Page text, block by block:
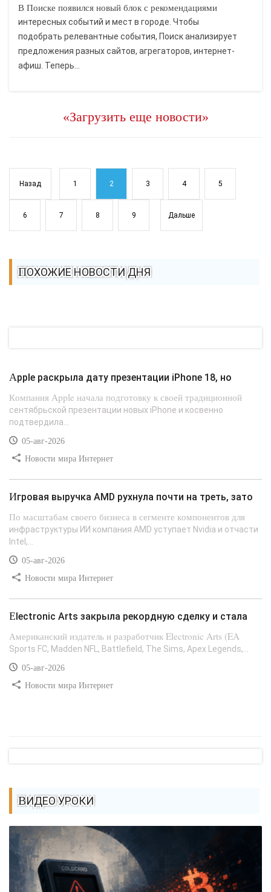
В Поиске появился новый блок с рекомендациями
интересных событий и мест в городе. Чтобы
подобрать релевантные события, Поиск анализирует
предложения разных сайтов, агрегаторов, интернет-
афиш. Теперь...
«Загрузить еще новости»
Назад 1 2 3 4 5
6 7 8 9 Дальше
ПОХОЖИЕ НОВОСТИ ДНЯ
Apple раскрыла дату презентации iPhone 18, но
Компания Apple начала подготовку к своей традиционной
сентябрьской презентации новых iPhone и косвенно
подтвердила...
05-авг-2026
Новости мира Интернет
Игровая выручка AMD рухнула почти на треть, зато
По масштабам своего бизнеса в сегменте компонентов для
инфраструктуры ИИ компания AMD уступает Nvidia и отчасти
Intel,...
05-авг-2026
Новости мира Интернет
Electronic Arts закрыла рекордную сделку и стала
Американский издатель и разработчик Electronic Arts (EA
Sports FC, Madden NFL, Battlefield, The Sims, Apex Legends,...
05-авг-2026
Новости мира Интернет
ВИДЕО УРОКИ